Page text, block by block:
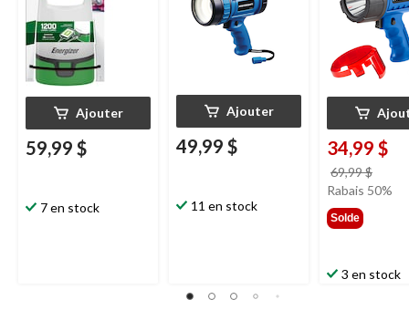
Ajouter
59,99 $
7 en stock
Ajouter
49,99 $
11 en stock
34,99 $
69,99 $
était
Rabais 50%
Solde
3 en stock